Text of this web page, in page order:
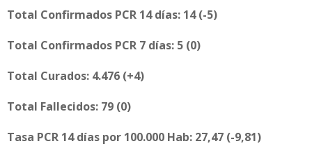
Total Confirmados PCR 14 días: 14 (-5)
Total Confirmados PCR 7 días: 5 (0)
Total Curados: 4.476 (+4)
Total Fallecidos: 79 (0)
Tasa PCR 14 días por 100.000 Hab: 27,47 (-9,81)